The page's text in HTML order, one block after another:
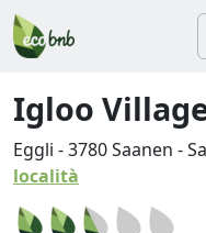
Igloo
Eggli -3780Saanen -
località